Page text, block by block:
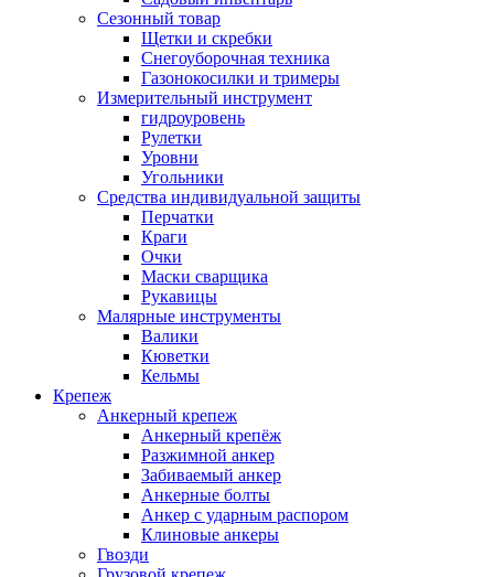
Сезонный товар
Щетки и скребки
Снегоуборочная техника
Газонокосилки и тримеры
Измерительный инструмент
гидроуровень
Рулетки
Уровни
Угольники
Средства индивидуальной защиты
Перчатки
Краги
Очки
Маски сварщика
Рукавицы
Малярные инструменты
Валики
Кюветки
Кельмы
Крепеж
Анкерный крепеж
Анкерный крепёж
Разжимной анкер
Забиваемый анкер
Анкерные болты
Анкер с ударным распором
Клиновые анкеры
Гвозди